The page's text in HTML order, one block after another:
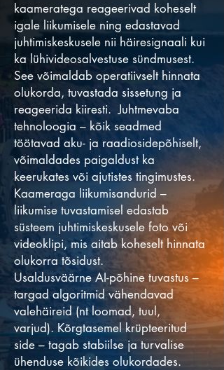
kaameratega reageerivad koheselt
igale liikumisele ning edastavad
juhtimiskeskusele nii häiresignaali kui
ka lühivideosalvestuse sündmusest.
See võimaldab operatiivselt hinnata
olukorda, tuvastada sissetung ja
reageerida kiiresti. Juhtmevaba
tehnoloogia – kõik seadmed
töötavad aku- ja raadiosidepõhiselt,
võimaldades paigaldust ka
keerukates või ajutistes tingimustes.
Kaameraga liikumisandurid –
liikumise tuvastamisel edastab
süsteem juhtimiskeskusele foto või
videoklipi, mis aitab koheselt hinnata
olukorra tõsidust.
Usaldusväärne AI-põhine tuvastus –
targad algoritmid vähendavad
valehäireid (nt loomad, tuul,
varjud). Kõrgtasemel krüpteeritud
side – tagab stabiilse ja turvalise
ühenduse kõikides olukordades.